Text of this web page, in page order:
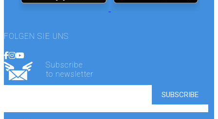
FOLGEN SIE UNS
Subscribe
to newsletter